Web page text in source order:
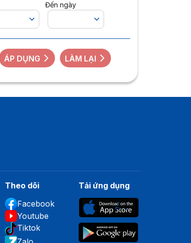
Đến ngày
ÁP DỤNG LÀM LẠI
Theo dõi
Facebook
Youtube
Tiktok
Tải ứng dụng